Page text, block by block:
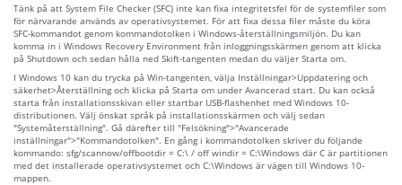
Tänk på att System File Checker (SFC) inte kan fixa integritetsfel för de systemfiler som
för närvarande används av operativsystemet. För att fixa dessa filer måste du köra
SFC-kommandot genom kommandotolken i Windows-återställningsmiljön. Du kan
komma in i Windows Recovery Environment från inloggningsskärmen genom att klicka
på Shutdown och sedan hålla ned Skift-tangenten medan du väljer Starta om.
I Windows 10 kan du trycka på Win-tangenten, välja Inställningar>Uppdatering och
säkerhet>Återställning och klicka på Starta om under Avancerad start. Du kan också
starta från installationsskivan eller startbar USB-flashenhet med Windows 10-
distributionen. Välj önskat språk på installationsskärmen och välj sedan
"Systemåterställning". Gå därefter till "Felsökning">"Avancerade
inställningar">"Kommandotolken". En gång i kommandotolken skriver du följande
kommando: sfg/scannow/offbootdir = C:\ / off windir = C:\Windows där C är partitionen
med det installerade operativsystemet och C:\Windows är vägen till Windows 10-
mappen.